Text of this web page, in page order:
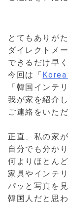
とてもありが
ダイレクトメ
できるだけ早
今回は「
「韓国インテ
我が家を紹介
ご連絡をいた
正直、私の家
自分でも分か
何よりほとん
家具やインテ
パッと写真を
韓国人だと思